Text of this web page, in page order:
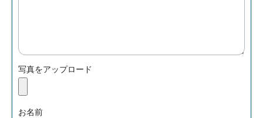
写真をアップロード
お名前